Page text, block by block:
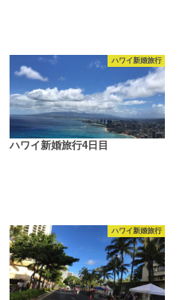
ハワイ新婚旅行
ハワイ新婚旅行4日目
ハワイ新婚旅行